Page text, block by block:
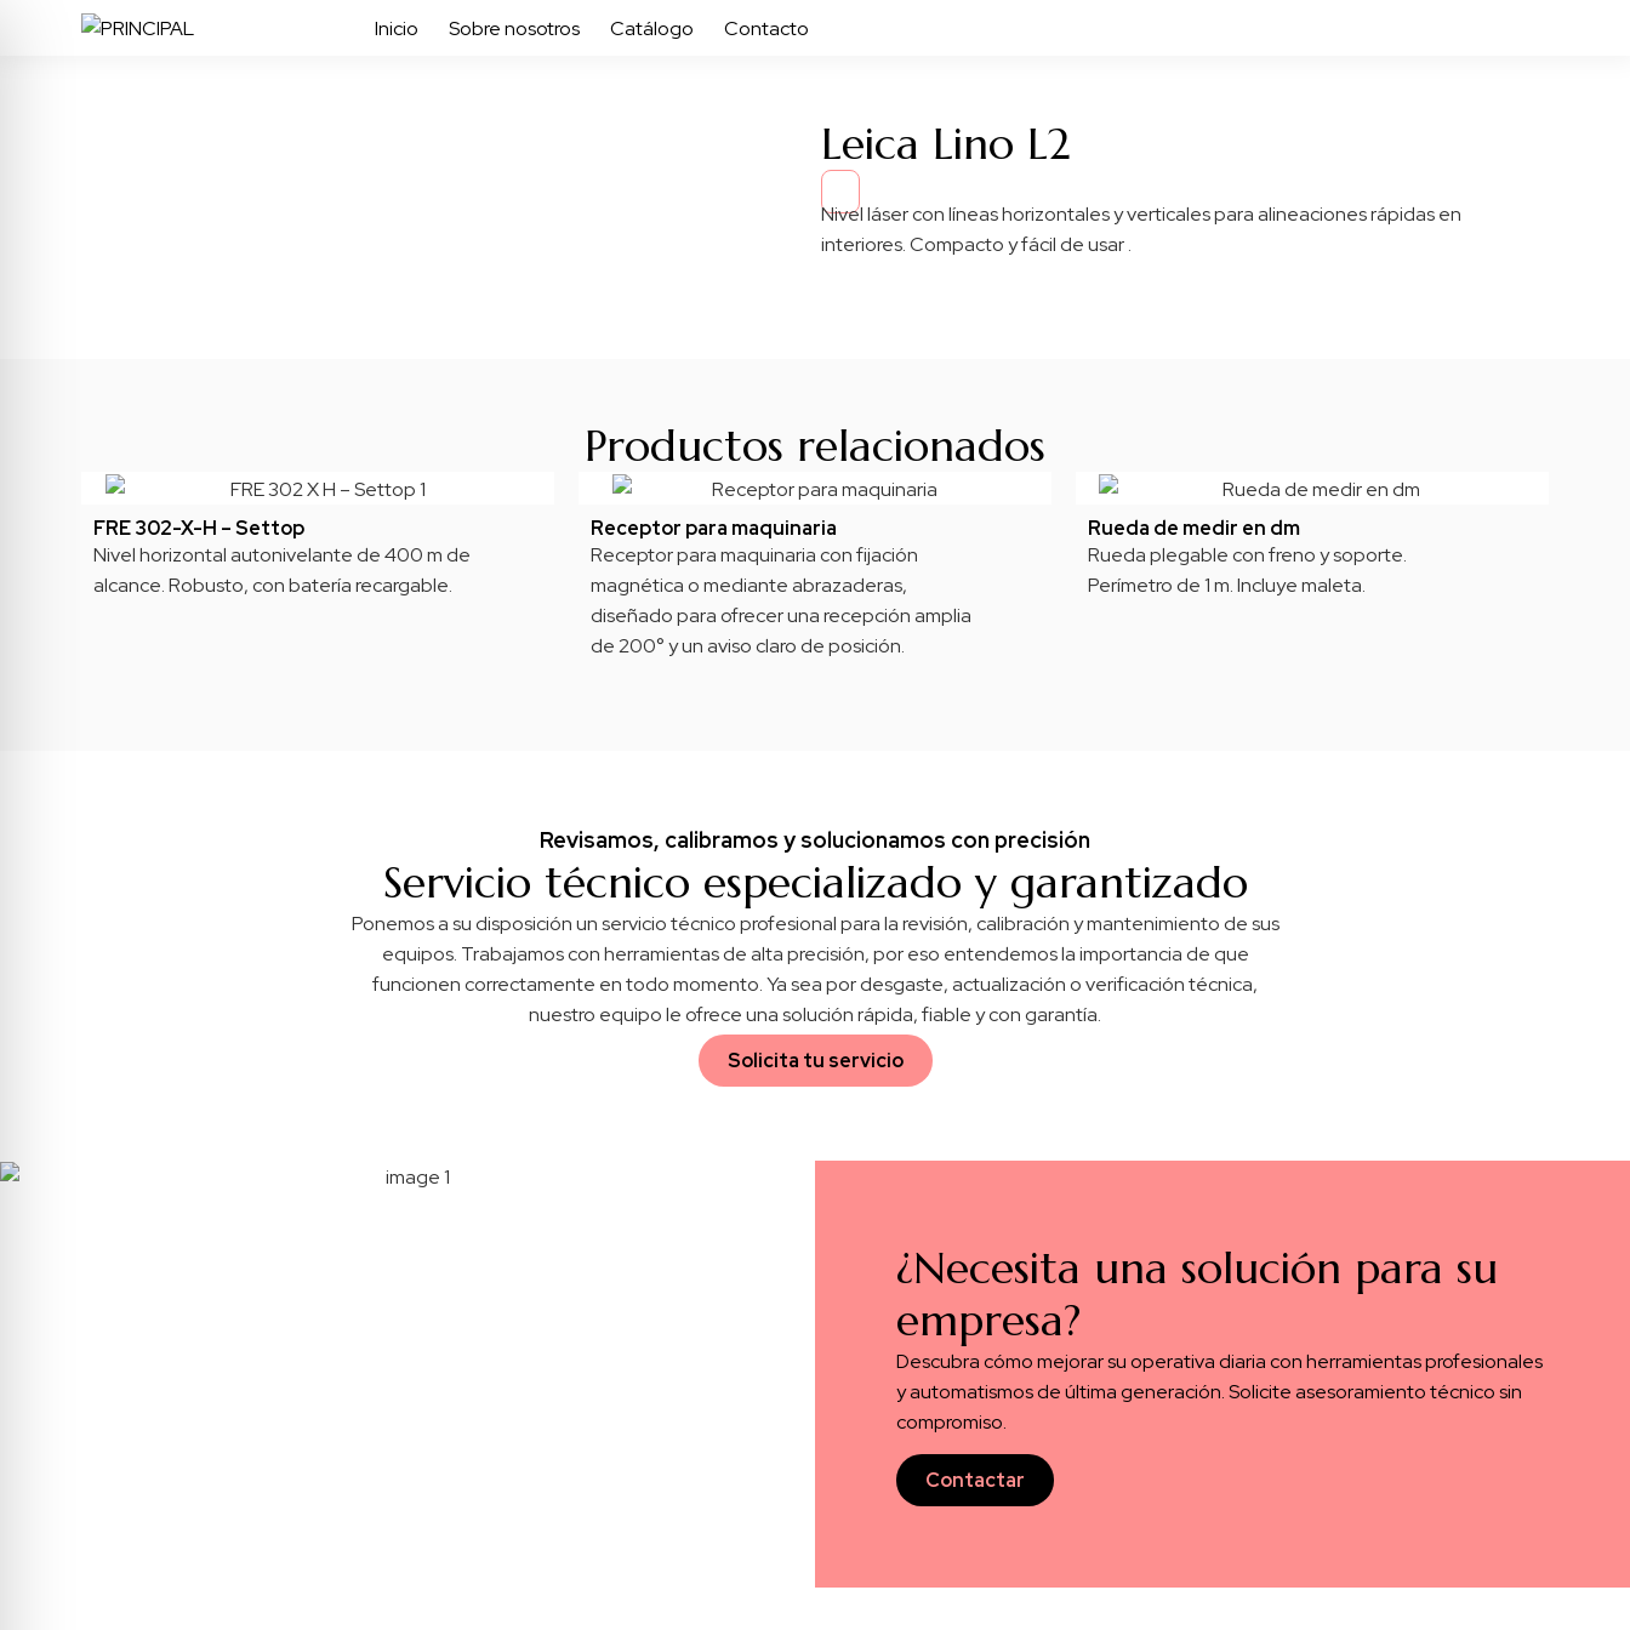
Inicio Sobre nosotros Catálogo Contacto
Leica Lino L2
Nivel láser con líneas horizontales y verticales para alineaciones rápidas en
interiores. Compacto y fácil de usar .
Productos relacionados
FRE 302-X-H – Settop
Nivel horizontal autonivelante de 400 m de
alcance. Robusto, con batería recargable.
Receptor para maquinaria
Receptor para maquinaria con fijación
magnética o mediante abrazaderas,
diseñado para ofrecer una recepción amplia
de 200° y un aviso claro de posición.
Rueda de medir en dm
Rueda plegable con freno y soporte.
Perímetro de 1 m. Incluye maleta.
Revisamos, calibramos y solucionamos con precisión
Servicio técnico especializado y garantizado
Ponemos a su disposición un servicio técnico profesional para la revisión, calibración y mantenimiento de sus
equipos. Trabajamos con herramientas de alta precisión, por eso entendemos la importancia de que
funcionen correctamente en todo momento. Ya sea por desgaste, actualización o verificación técnica,
nuestro equipo le ofrece una solución rápida, fiable y con garantía.
Solicita tu servicio
¿Necesita una solución para su
empresa?
Descubra cómo mejorar su operativa diaria con herramientas profesionales
y automatismos de última generación. Solicite asesoramiento técnico sin
compromiso.
Contactar